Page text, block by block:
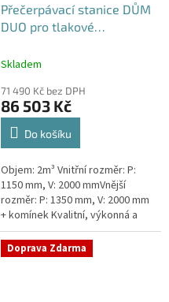
Přečerpávací stanice DŮM
DUO pro tlakové
- nádrž 2m3
Skladem
71 490 Kč bez DPH
86 503 Kč
Do košíku
Objem: 2m³ Vnitřní rozměr: P:
1150 mm, V: 2000 mmVnější
rozměr: P: 1350 mm, V: 2000 mm
+ komínek Kvalitní, výkonná a
extrémně spolehlivá
přečerpávací stanice k
rodinným a...
Doprava Zdarma